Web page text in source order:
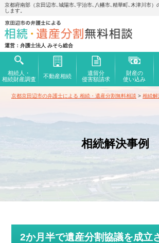
京都府南部（京田辺市､城陽市､宇治市､八幡市､精華町､木津川市
します。
運営：弁護士法人 みそら総合
相続人・
相続財産調査
不動産相続
遺留分
侵害額請求
財産の
使い込み
京都京田辺市の弁護士による 相続・遺産分割無料相談 >相続解
相続解決事例
2か月半で遺産分割協議を成立